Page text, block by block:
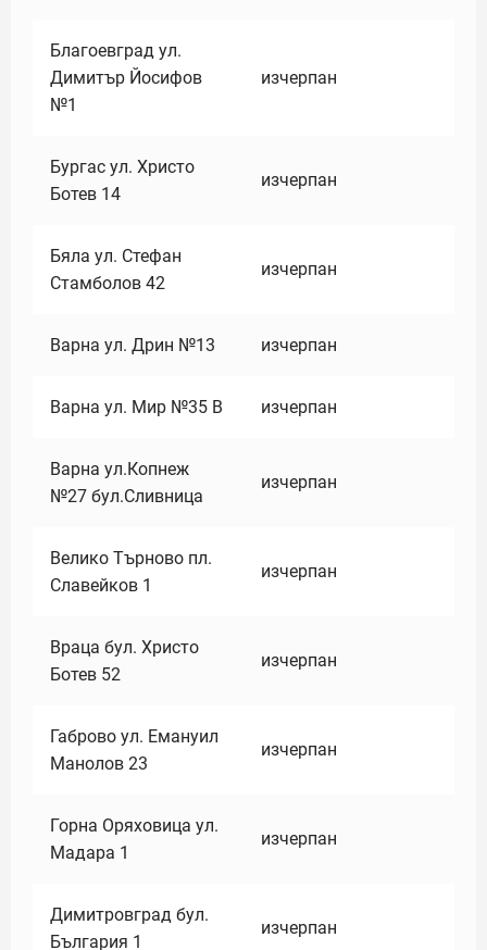
Благоевград ул.
Димитър Йосифов
№1
изчерпан
Бургас ул. Христо
Ботев 14
изчерпан
Бяла ул. Стефан
Стамболов 42
изчерпан
Варна ул. Дрин №13 изчерпан
Варна ул. Мир №35 В изчерпан
Варна ул.Копнеж
№27 бул.Сливница
изчерпан
Велико Търново пл.
Славейков 1
изчерпан
Враца бул. Христо
Ботев 52
изчерпан
Габрово ул. Емануил
Манолов 23
изчерпан
Горна Оряховица ул.
Мадара 1
изчерпан
Димитровград бул.
България 1
изчерпан